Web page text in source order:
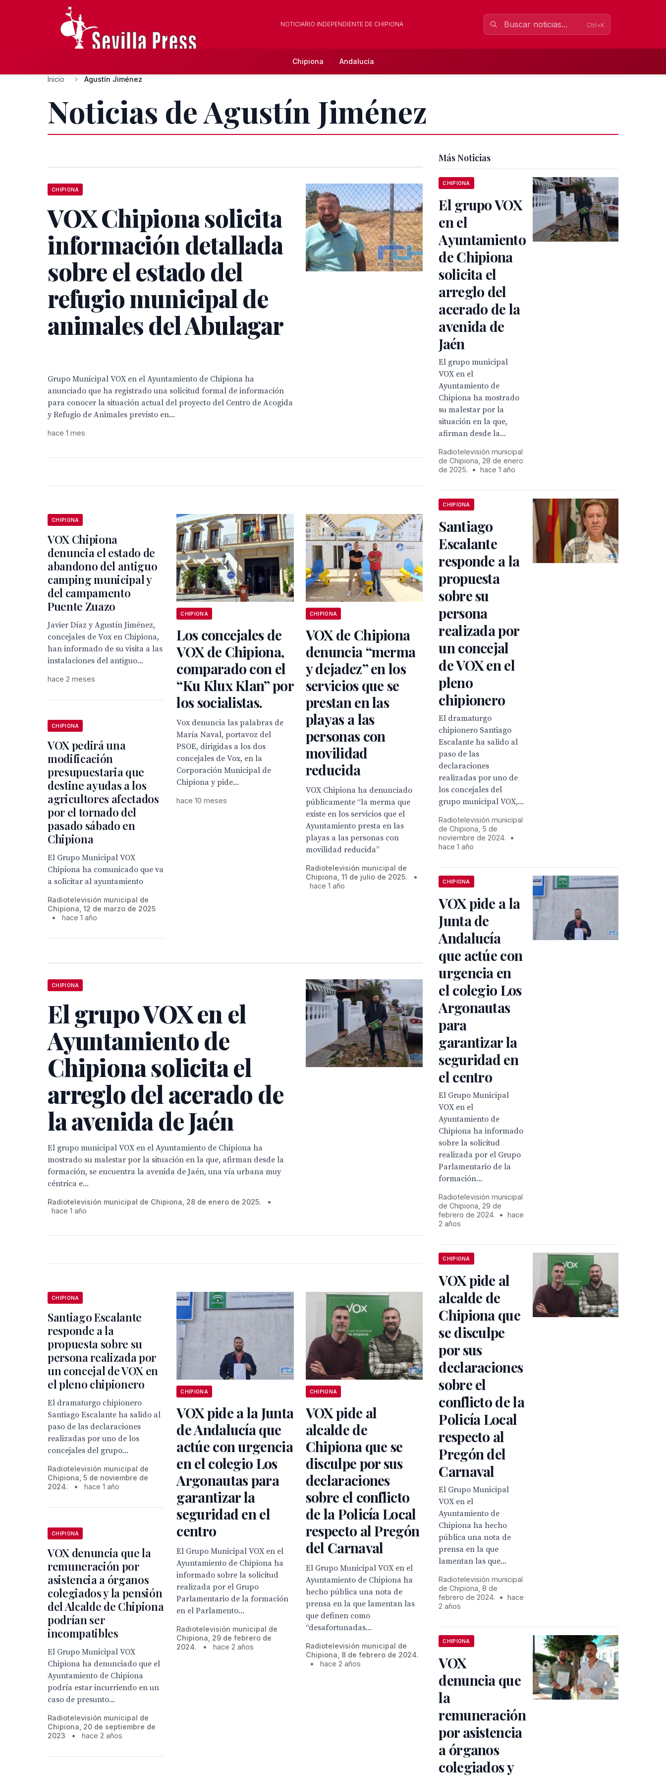
NOTICIARIO INDEPENDIENTE DE CHIPIONA Ctrl+K
Chipiona Andalucía
Inicio Agustín Jiménez
Noticias de Agustín Jiménez
CHIPIONA
VOX Chipiona solicita
información detallada
sobre el estado del
refugio municipal de
animales del Abulagar
Grupo Municipal VOX en el Ayuntamiento de Chipiona ha
anunciado que ha registrado una solicitud formal de información
para conocer la situación actual del proyecto del Centro de Acogida
y Refugio de Animales previsto en...
hace 1 mes
CHIPIONA
VOX Chipiona
denuncia el estado de
abandono del antiguo
camping municipal y
del campamento
Puente Zuazo
Javier Díaz y Agustín Jiménez,
concejales de Vox en Chipiona,
han informado de su visita a las
instalaciones del antiguo...
hace 2 meses
CHIPIONA
Los concejales de
VOX de Chipiona,
comparado con el
“Ku Klux Klan” por
los socialistas.
Vox denuncia las palabras de
María Naval, portavoz del
PSOE, dirigidas a los dos
concejales de Vox, en la
Corporación Municipal de
Chipiona y pide...
hace 10 meses
CHIPIONA
VOX de Chipiona
denuncia “merma
y dejadez” en los
servicios que se
prestan en las
playas a las
personas con
movilidad
reducida
VOX Chipiona ha denunciado
públicamente “la merma que
existe en los servicios que el
Ayuntamiento presta en las
playas a las personas con
movilidad reducida”
Radiotelevisión municipal de
Chipiona, 11 de julio de 2025.
•
hace 1 año
CHIPIONA
VOX pedirá una
modificación
presupuestaria que
destine ayudas a los
agricultores afectados
por el tornado del
pasado sábado en
Chipiona
El Grupo Municipal VOX
Chipiona ha comunicado que va
a solicitar al ayuntamiento
Radiotelevisión municipal de
Chipiona, 12 de marzo de 2025
•
hace 1 año
CHIPIONA
El grupo VOX en el
Ayuntamiento de
Chipiona solicita el
arreglo del acerado de
la avenida de Jaén
El grupo municipal VOX en el Ayuntamiento de Chipiona ha
mostrado su malestar por la situación en la que, afirman desde la
formación, se encuentra la avenida de Jaén, una vía urbana muy
céntrica e...
Radiotelevisión municipal de Chipiona, 28 de enero de 2025.
•
hace 1 año
CHIPIONA
Santiago Escalante
responde a la
propuesta sobre su
persona realizada por
un concejal de VOX en
el pleno chipionero
El dramaturgo chipionero
Santiago Escalante ha salido al
paso de las declaraciones
realizadas por uno de los
concejales del grupo...
Radiotelevisión municipal de
Chipiona, 5 de noviembre de
2024.
• hace 1 año
CHIPIONA
VOX pide a la Junta
de Andalucía que
actúe con urgencia
en el colegio Los
Argonautas para
garantizar la
seguridad en el
centro
El Grupo Municipal VOX en el
Ayuntamiento de Chipiona ha
informado sobre la solicitud
realizada por el Grupo
Parlamentario de la formación
en el Parlamento...
Radiotelevisión municipal de
Chipiona, 29 de febrero de
2024.
• hace 2 años
CHIPIONA
VOX pide al
alcalde de
Chipiona que se
disculpe por sus
declaraciones
sobre el conflicto
de la Policía Local
respecto al Pregón
del Carnaval
El Grupo Municipal VOX en el
Ayuntamiento de Chipiona ha
hecho pública una nota de
prensa en la que lamentan las
que definen como
“desafortunadas...
Radiotelevisión municipal de
Chipiona, 8 de febrero de 2024.
•
hace 2 años
CHIPIONA
VOX denuncia que la
remuneración por
asistencia a órganos
colegiados y la pensión
del Alcalde de Chipiona
podrían ser
incompatibles
El Grupo Municipal VOX
Chipiona ha denunciado que el
Ayuntamiento de Chipiona
podría estar incurriendo en un
caso de presunto...
Radiotelevisión municipal de
Chipiona, 20 de septiembre de
2023
• hace 2 años
Más Noticias
CHIPIONA
El grupo VOX
en el
Ayuntamiento
de Chipiona
solicita el
arreglo del
acerado de la
avenida de
Jaén
El grupo municipal
VOX en el
Ayuntamiento de
Chipiona ha mostrado
su malestar por la
situación en la que,
afirman desde la...
Radiotelevisión municipal
de Chipiona, 28 de enero
de 2025.
• hace 1 año
CHIPIONA
Santiago
Escalante
responde a la
propuesta
sobre su
persona
realizada por
un concejal
de VOX en el
pleno
chipionero
El dramaturgo
chipionero Santiago
Escalante ha salido al
paso de las
declaraciones
realizadas por uno de
los concejales del
grupo municipal VOX,...
Radiotelevisión municipal
de Chipiona, 5 de
noviembre de 2024.
•
hace 1 año
CHIPIONA
VOX pide a la
Junta de
Andalucía
que actúe con
urgencia en
el colegio Los
Argonautas
para
garantizar la
seguridad en
el centro
El Grupo Municipal
VOX en el
Ayuntamiento de
Chipiona ha informado
sobre la solicitud
realizada por el Grupo
Parlamentario de la
formación...
Radiotelevisión municipal
de Chipiona, 29 de
febrero de 2024.
•
hace
2 años
CHIPIONA
VOX pide al
alcalde de
Chipiona que
se disculpe
por sus
declaraciones
sobre el
conflicto de la
Policía Local
respecto al
Pregón del
Carnaval
El Grupo Municipal
VOX en el
Ayuntamiento de
Chipiona ha hecho
pública una nota de
prensa en la que
lamentan las que...
Radiotelevisión municipal
de Chipiona, 8 de
febrero de 2024.
•
hace
2 años
CHIPIONA
VOX
denuncia que
la
remuneración
por asistencia
a órganos
colegiados y